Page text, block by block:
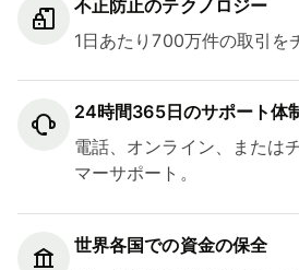
不正防止のテクノロジー
1日あたり700万件の取引を
24時間365日のサポート体
電話、オンライン、または
マーサポート。
世界各国での資金の保全